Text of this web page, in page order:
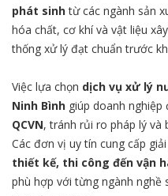
phát sinhtừ các ngành sản
hóa chất, cơ khí và vật liệu
thống xử lý đạt chuẩn trước
Việc lựa chọn dịch vụ xử lý
Ninh Bình giúp doanh nghiệp
QCVN, tránh rủi ro pháp lý và
Các đơn vị uy tín cung cấp
thiết kế, thi công đến vận
phù hợp với từng ngành nghề